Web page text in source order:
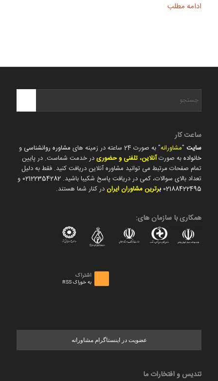
ادامه مطلب
ساعت کار
سایت"مشاورانه" به صورت 24 ساعته در زمینه های مشاوره روانشناسی و
خانوادهبه صورتآنلاین، تلفنی و حضوریدر خدمت شماست. در پایین
تمام صفحات مرتبط می توانید مشاوره آنلاین دریافت کنید. فقط به دلیل
تعداد بالای سوالات، کمی در دریافت پاسخ شکیبا باشید. 02122354282 و
02188422495 برترین مشاوران ایراندر کنار شما هستند.
همکاری با سازمان های:
اشتراک
به خوراک RSS
عضویت در اینستاگرام مشاورانه
تندیس و افتخارات ما